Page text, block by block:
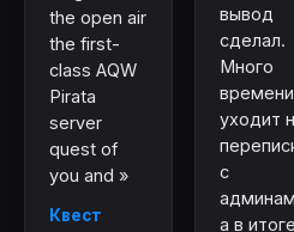
the open air
the first-
class AQW
Pirata
server
quest of
you and »
Квест
вывод
сделал.
Много
времени
уходит
с
а в итоге